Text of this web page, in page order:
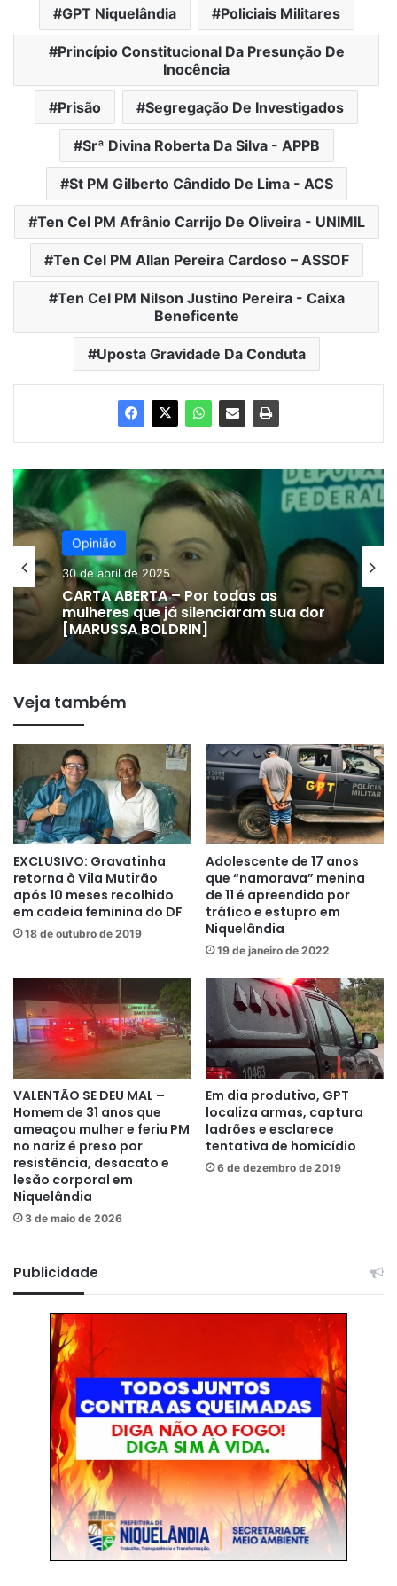
GPT Niquelândia Policiais Militares
Princípio Constitucional Da Presunção De
Inocência
Prisão Segregação De Investigados
Srª Divina Roberta Da Silva - APPB
St PM Gilberto Cândido De Lima - ACS
Ten Cel PM Afrânio Carrijo De Oliveira - UNIMIL
Ten Cel PM Allan Pereira Cardoso – ASSOF
Ten Cel PM Nilson Justino Pereira - Caixa
Beneficente
Uposta Gravidade Da Conduta
Opinião
30 de abril de 2025
CARTA ABERTA – Por todas as
mulheres que já silenciaram sua dor
[MARUSSA BOLDRIN]
Opinião
18 de março de 2025
SALÁRIOS DOS SECRETÁRIOS
URUAÇU NÃO CONTOU
Veja também
EXCLUSIVO: Gravatinha
retorna à Vila Mutirão
após 10 meses recolhido
em cadeia feminina do DF
18 de outubro de 2019
Adolescente de 17 anos
que “namorava” menina
de 11 é apreendido por
tráfico e estupro em
Niquelândia
19 de janeiro de 2022
VALENTÃO SE DEU MAL –
Homem de 31 anos que
ameaçou mulher e feriu PM
no nariz é preso por
resistência, desacato e
lesão corporal em
Niquelândia
3 de maio de 2026
Em dia produtivo, GPT
localiza armas, captura
ladrões e esclarece
tentativa de homicídio
6 de dezembro de 2019
Publicidade